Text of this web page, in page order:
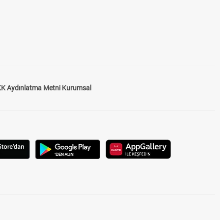
Aydınlatma Metni Kurumsal